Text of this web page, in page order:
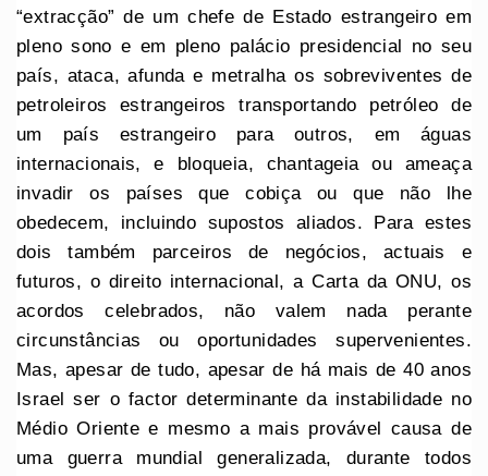
“extracção” de um chefe de Estado estrangeiro em
pleno sono e em pleno palácio presidencial no seu
país, ataca, afunda e metralha os sobreviventes de
petroleiros estrangeiros transportando petróleo de
um país estrangeiro para outros, em águas
internacionais, e bloqueia, chantageia ou ameaça
invadir os países que cobiça ou que não lhe
obedecem, incluindo supostos aliados. Para estes
dois também parceiros de negócios, actuais e
futuros, o direito internacional, a Carta da ONU, os
acordos celebrados, não valem nada perante
circunstâncias ou oportunidades supervenientes.
Mas, apesar de tudo, apesar de há mais de 40 anos
Israel ser o factor determinante da instabilidade no
Médio Oriente e mesmo a mais provável causa de
uma guerra mundial generalizada, durante todos